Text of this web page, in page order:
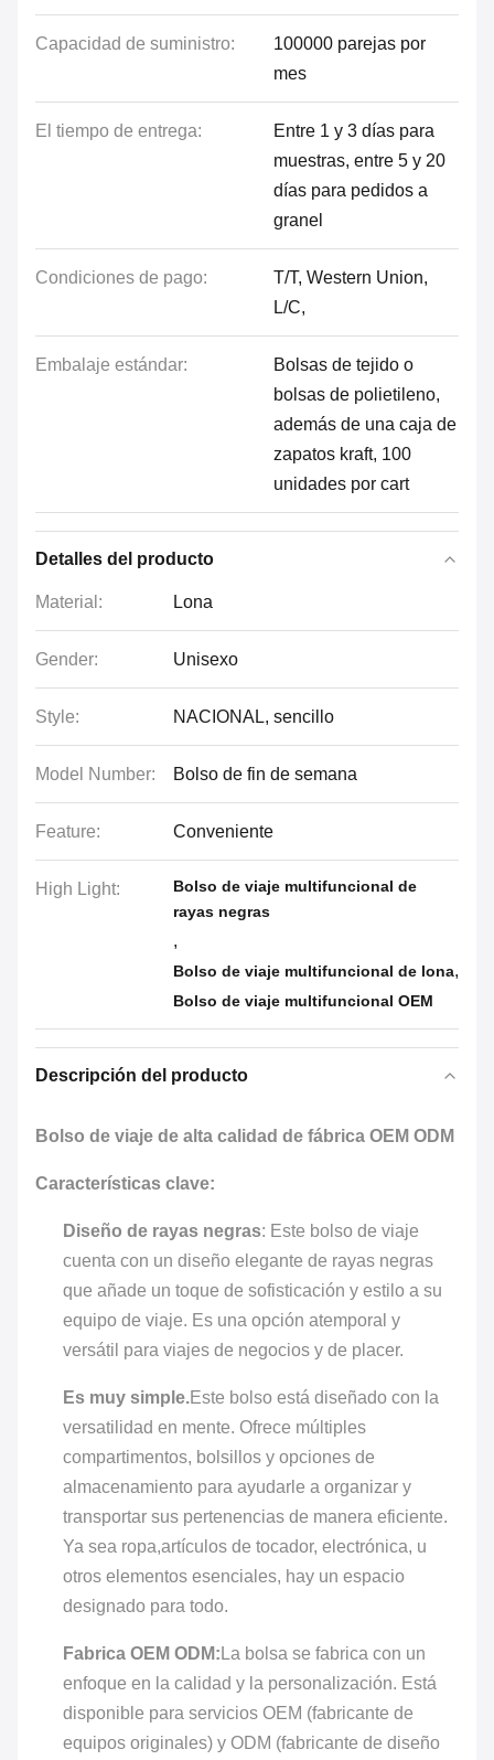
Capacidad de suministro:
100000 parejas por
mes
El tiempo de entrega:
Entre 1 y 3 días para
muestras, entre 5 y 20
días para pedidos a
granel
Condiciones de pago:
T/T, Western Union,
L/C,
Embalaje estándar:
Bolsas de tejido o
bolsas de polietileno,
además de una caja de
zapatos kraft, 100
unidades por cart
Detalles del producto
Material: Lona
Gender: Unisexo
Style: NACIONAL, sencillo
Model Number: Bolso de fin de semana
Feature: Conveniente
High Light:
Bolso de viaje multifuncional de
rayas negras
,
Bolso de viaje multifuncional de lona,
Bolso de viaje multifuncional OEM
Descripción del producto
Bolso de viaje de alta calidad de fábrica OEM ODM
Características clave:
Diseño de rayas negras: Este bolso de viaje
cuenta con un diseño elegante de rayas negras
que añade un toque de sofisticación y estilo a su
equipo de viaje. Es una opción atemporal y
versátil para viajes de negocios y de placer.
Es muy simple.Este bolso está diseñado con la
versatilidad en mente. Ofrece múltiples
compartimentos, bolsillos y opciones de
almacenamiento para ayudarle a organizar y
transportar sus pertenencias de manera eficiente.
Ya sea ropa,artículos de tocador, electrónica, u
otros elementos esenciales, hay un espacio
designado para todo.
Fabrica OEM ODM: La bolsa se fabrica con un
enfoque en la calidad y la personalización. Está
disponible para servicios OEM (fabricante de
equipos originales) y ODM (fabricante de diseño